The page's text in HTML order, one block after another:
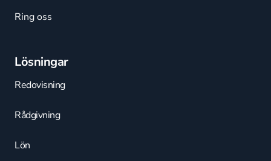
Ring oss
Lösningar
Redovisning
Rådgivning
Lön